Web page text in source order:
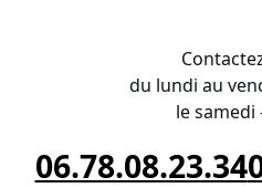
du lundi au
le samedi
06.78.08.23.34